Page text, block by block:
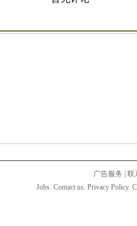
广告服务
联
Jobs. Contact us. Privacy Policy.